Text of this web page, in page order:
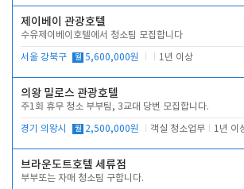
제이베이 관광호텔
수유제이베이호텔에서 청소팀 모집합니다
서울 강북구 월 5,600,000원 1년 이상
의왕 밀로스 관광호텔
주1회 휴무 청소 부부팀, 3교대 당번 모집합니다.
경기 의왕시 월 2,500,000원 객실 청소업무 1년 이
브라운도트호텔 세류점
부부또는 자매 청소팀 구합니다.